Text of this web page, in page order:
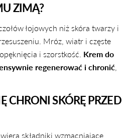
ZIMĄ?
łojowych niż skóra twarzy i
Mróz, wiatr i częste
i szorstkość. Krem do
regenerować i chronić
CHRONI SKÓRĘ PRZED
składniki wzmacniające